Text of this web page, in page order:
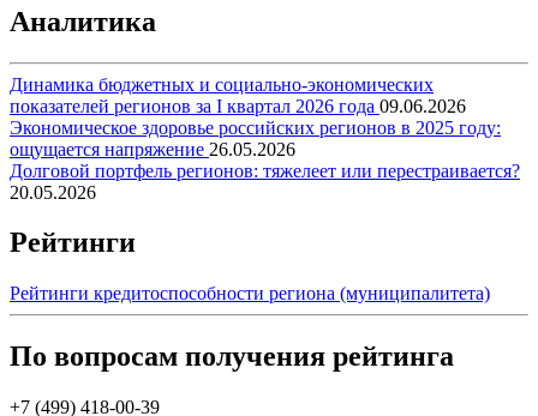
Аналитика
Динамика бюджетных и социально-экономических
показателей регионов за I квартал 2026 года 09.06.2026
Экономическое здоровье российских регионов в 2025 году:
ощущается напряжение 26.05.2026
Долговой портфель регионов: тяжелеет или перестраивается?
20.05.2026
Рейтинги
Рейтинги кредитоспособности региона (муниципалитета)
По вопросам получения рейтинга
+7 (499) 418-00-39